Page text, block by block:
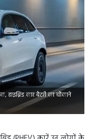
कार बैटरी का चौंकाने